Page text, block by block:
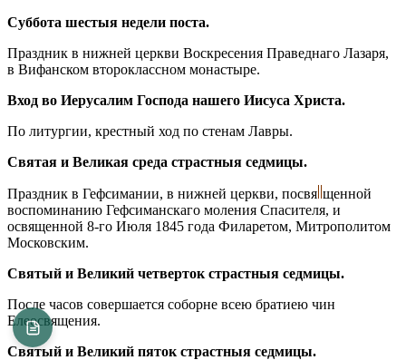
Суббота шестыя недели поста.
Праздник в нижней церкви Воскресения Праведнаго Лазаря,
в Вифанском второклассном монастыре.
Вход во Иерусалим Господа нашего Иисуса Христа.
По литургии, крестный ход по стенам Лавры.
Святая и Великая среда страстныя седмицы.
Праздник в Гефсимании, в нижней церкви, посвя щенной
воспоминанию Гефсиманскаго моления Спасителя, и
освященной 8-го Июля 1845 года Филаретом, Митрополитом
Московским.
Святый и Великий четверток страстныя седмицы.
После часов совершается соборне всею братиею чин
Елеосвящения.
Святый и Великий пяток страстныя седмицы.